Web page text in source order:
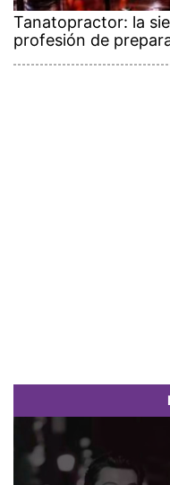
Tanatopractor: la
profesión de